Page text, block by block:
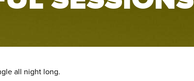
all night long.